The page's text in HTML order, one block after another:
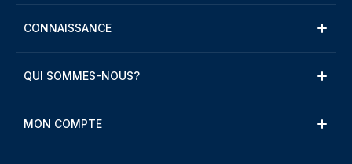
CONNAISSANCE
QUI SOMMES-NOUS?
MON COMPTE